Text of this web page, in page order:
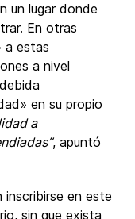
un lugar donde
En otras
a estas
a nivel
en su propio
a
, apuntó
en este
sin que exista